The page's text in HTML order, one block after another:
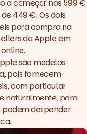
a começar nos 599 €
449 €. Os dois
para compra na
da Apple em
são modelos
pois fornecem
com particular
naturalmente, para
podem despender